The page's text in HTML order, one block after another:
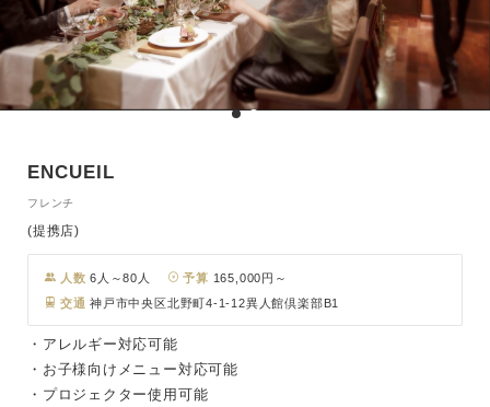
ENCUEIL
フレンチ
(提携店)
人数 6人～80人 予算 165,000円～
交通 神戸市中央区北野町4-1-12異人館倶楽部B1
・アレルギー対応可能
・お子様向けメニュー対応可能
・プロジェクター使用可能